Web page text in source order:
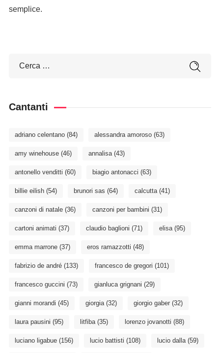
semplice.
Cantanti
adriano celentano(84) alessandra amoroso(63)
amy winehouse(46) annalisa(43)
antonello venditti (60) biagio antonacci (63)
billie eilish(54) brunori sas (64) calcutta(41)
canzoni di natale(36) canzoni per bambini (31)
cartoni animati (37) claudio baglioni (71) elisa(95)
emma marrone(37) eros ramazzotti (48)
fabrizio de andré(133) francesco de gregori (101)
francesco guccini (73) gianluca grignani (29)
gianni morandi (45) giorgia(32) giorgio gaber(32)
laura pausini (95) litfiba(35) lorenzo jovanotti (88)
luciano ligabue(156) lucio battisti (108) lucio dalla(59)